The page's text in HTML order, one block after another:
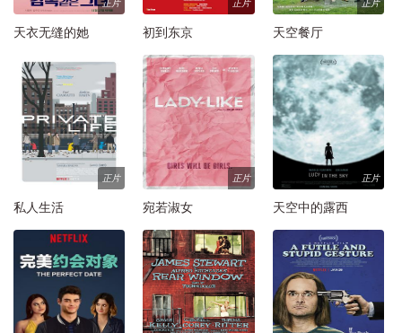
正片
天衣无缝的她
正片
初到东京
正片
天空餐厅
正片
私人生活
正片
宛若淑女
正片
天空中的露西